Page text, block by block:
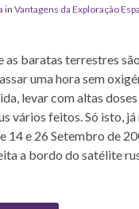
in Vantagens da Exploração
as baratas terrestres
uma hora sem
levar com altas
vários feitos. Só isto,
14 e 26 Setembro de
a bordo do satélite